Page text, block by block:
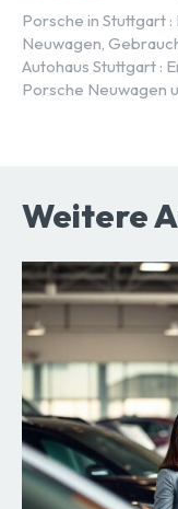
Porsche in Stuttgart
Neuwagen,
Autohaus Stuttgart :
Porsche Neuwagen
Weitere